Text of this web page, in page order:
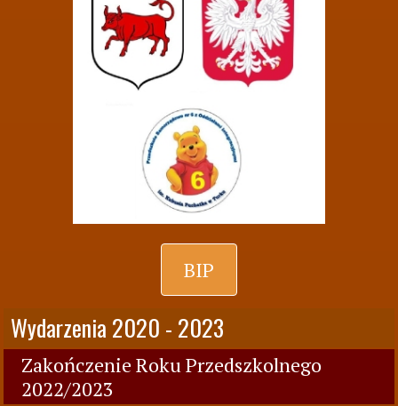
BIP
Wydarzenia 2020 - 2023
Zakończenie Roku Przedszkolnego
2022/2023